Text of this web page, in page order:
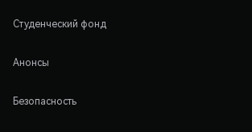
Студенческий фонд
Анонсы
Безопасность